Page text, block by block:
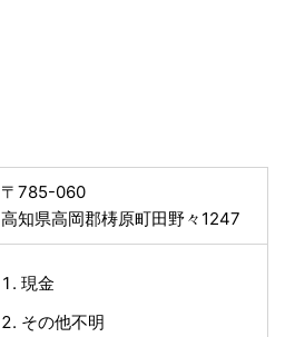
〒785-060
高知県高岡郡梼原町田野々1247
現金
その他不明